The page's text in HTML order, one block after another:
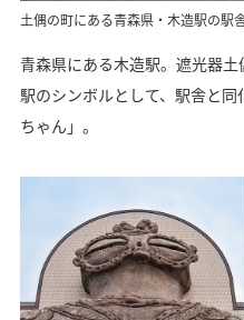
土偶の町にある青森県・木造駅の駅
青森県にある木造駅。遮光器土
駅のシンボルとして、駅舎と
ちゃん」。